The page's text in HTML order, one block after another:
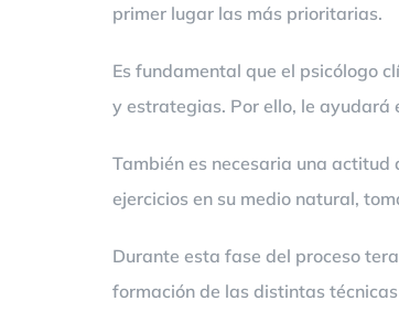
primer lugar las más prioritarias.
Es fundamental que el psicólogo
y estrategias. Por ello, le ayudará
También es necesaria una
ejercicios en su medio natural,
Durante esta fase del proceso
formación de las distintas